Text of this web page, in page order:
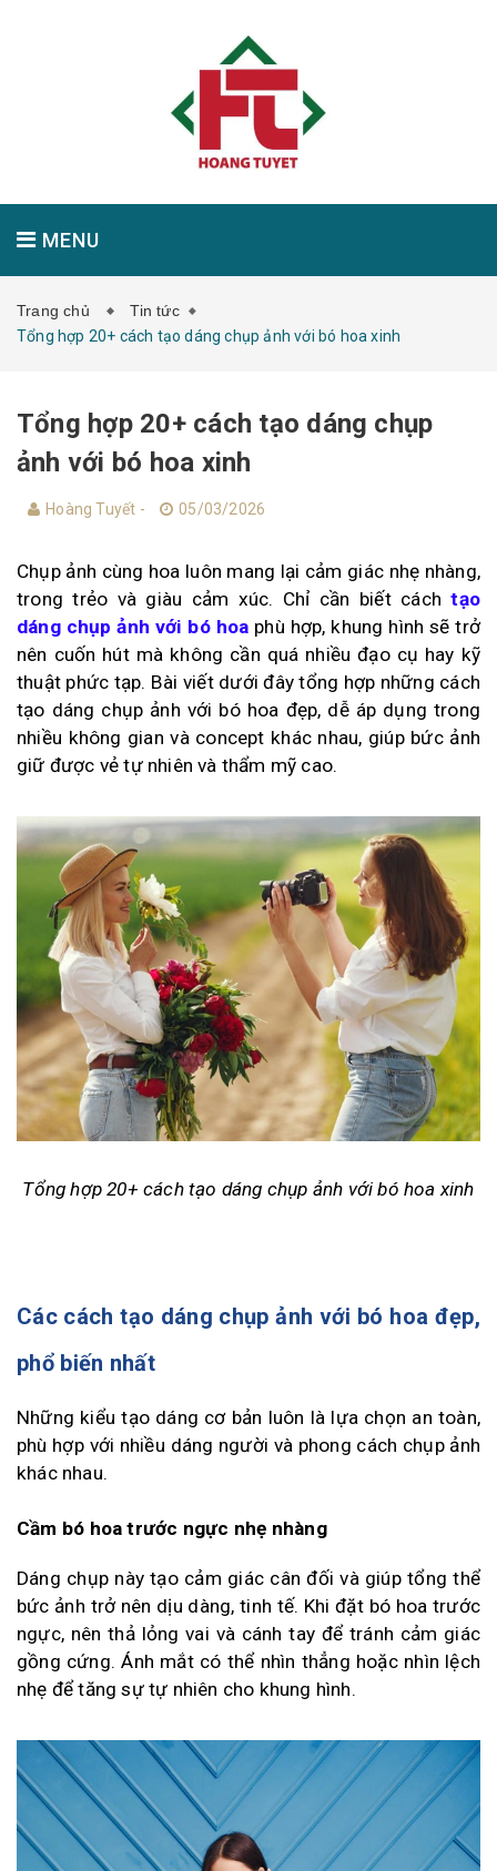
MENU
GIỚI THIỆU SẢN PHẨM TIN TỨC
LIÊN HỆ
Trang chủ
Tin tức
Tổng hợp 20+ cách tạo dáng chụp ảnh với bó hoa xinh
Tổng hợp 20+ cách tạo dáng chụp
ảnh với bó hoa xinh
Hoàng Tuyết - 05/03/2026
Chụp ảnh cùng hoa luôn mang lại cảm giác nhẹ nhàng,
trong trẻo và giàu cảm xúc. Chỉ cần biết cáchtạo
dáng chụp ảnh với bó hoa phù hợp, khung hình sẽ trở
nên cuốn hút mà không cần quá nhiều đạo cụ hay kỹ
thuật phức tạp. Bài viết dưới đây tổng hợp những cách
tạo dáng chụp ảnh với bó hoa đẹp, dễ áp dụng trong
nhiều không gian và concept khác nhau, giúp bức ảnh
giữ được vẻ tự nhiên và thẩm mỹ cao.
Tổng hợp 20+ cách tạo dáng chụp ảnh với bó hoa xinh
Các cách tạo dáng chụp ảnh với bó hoa đẹp,
phổ biến nhất
Những kiểu tạo dáng cơ bản luôn là lựa chọn an toàn,
phù hợp với nhiều dáng người và phong cách chụp ảnh
khác nhau.
Cầm bó hoa trước ngực nhẹ nhàng
Dáng chụp này tạo cảm giác cân đối và giúp tổng thể
bức ảnh trở nên dịu dàng, tinh tế. Khi đặt bó hoa trước
ngực, nên thả lỏng vai và cánh tay để tránh cảm giác
gồng cứng. Ánh mắt có thể nhìn thẳng hoặc nhìn lệch
nhẹ để tăng sự tự nhiên cho khung hình.